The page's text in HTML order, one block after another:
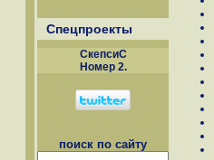
Спецпроекты
СкепсиС
Номер 2.
поиск по сайту